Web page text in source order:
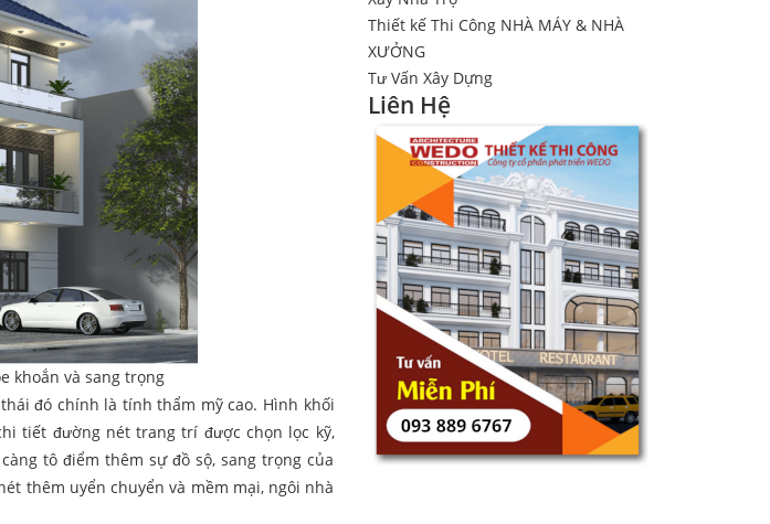
khoắn và sang trọng
đó chính là tính thẩm mỹ cao. Hình khối
tiết đường nét trang trí được chọn lọc kỹ,
tô điểm thêm sự đồ sộ, sang trọng của
thêm uyển chuyển và mềm mại, ngôi nhà
Thiết kế Thi Công NHÀ MÁY & NHÀ
XƯỞNG
Tư Vấn Xây Dựng
Liên Hệ